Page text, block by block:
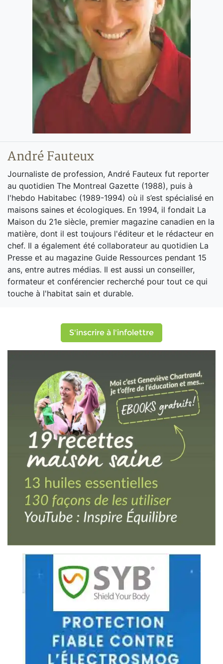
André Fauteux
Journaliste de profession, André Fauteux fut reporter
au quotidien The Montreal Gazette (1988), puis à
l'hebdo Habitabec (1989-1994) où il s’est spécialisé en
maisons saines et écologiques. En 1994, il fondait La
Maison du 21e siècle, premier magazine canadien en la
matière, dont il est toujours l'éditeur et le rédacteur en
chef. Il a également été collaborateur au quotidien La
Presse et au magazine Guide Ressources pendant 15
ans, entre autres médias. Il est aussi un conseiller,
formateur et conférencier recherché pour tout ce qui
touche à l'habitat sain et durable.
S'inscrire à l'infolettre